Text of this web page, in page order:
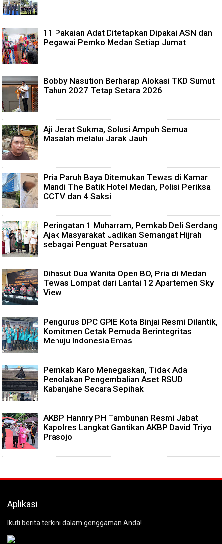
11 Pakaian Adat Ditetapkan Dipakai ASN dan
Pegawai Pemko Medan Setiap Jumat
Bobby Nasution Berharap Alokasi TKD Sumut
Tahun 2027 Tetap Setara 2026
Aji Jerat Sukma, Solusi Ampuh Semua
Masalah melalui Jarak Jauh
Pria Paruh Baya Ditemukan Tewas di Kamar
Mandi The Batik Hotel Medan, Polisi Periksa
CCTV dan 4 Saksi
Peringatan 1 Muharram, Pemkab Deli Serdang
Ajak Masyarakat Jadikan Semangat Hijrah
sebagai Penguat Persatuan
Dihasut Dua Wanita Open BO, Pria di Medan
Tewas Lompat dari Lantai 12 Apartemen Sky
View
Pengurus DPC GPIE Kota Binjai Resmi Dilantik,
Komitmen Cetak Pemuda Berintegritas
Menuju Indonesia Emas
Pemkab Karo Menegaskan, Tidak Ada
Penolakan Pengembalian Aset RSUD
Kabanjahe Secara Sepihak
AKBP Hannry PH Tambunan Resmi Jabat
Kapolres Langkat Gantikan AKBP David Triyo
Prasojo
Aplikasi
Ikuti berita terkini dalam genggaman Anda!